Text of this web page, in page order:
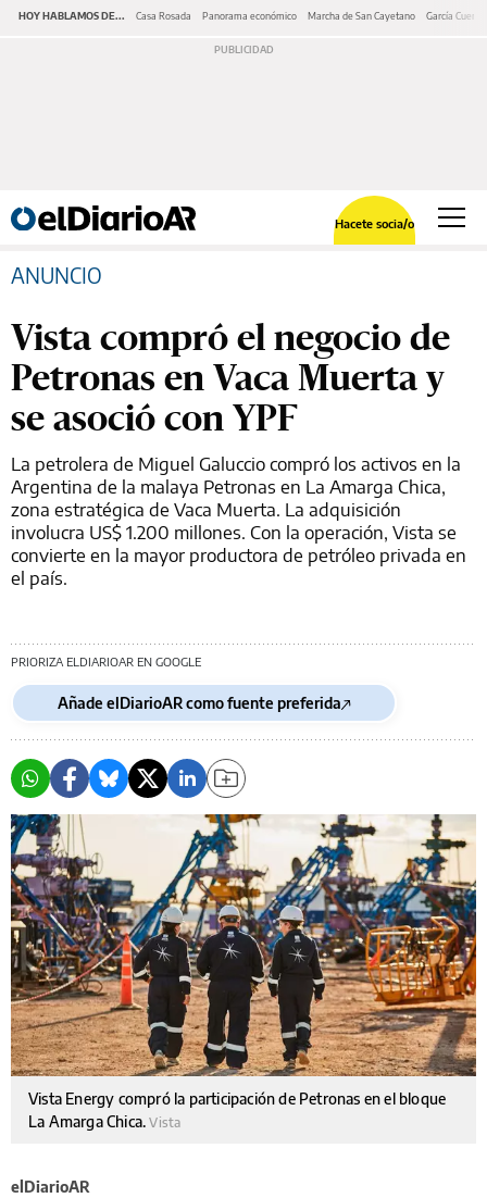
HOY HABLAMOS DE... Casa Rosada Panorama económico Marcha de San Cayetano García Cuerva
Hacete socia/o
ANUNCIO
Vista compró el negocio de
Petronas en Vaca Muerta y
se asoció con YPF
La petrolera de Miguel Galuccio compró los activos en la
Argentina de la malaya Petronas en La Amarga Chica,
zona estratégica de Vaca Muerta. La adquisición
involucra US$ 1.200 millones. Con la operación, Vista se
convierte en la mayor productora de petróleo privada en
el país.
PRIORIZA ELDIARIOAR EN GOOGLE
Añade elDiarioAR como fuente preferida
Vista Energy compró la participación de Petronas en el bloque
La Amarga Chica.Vista
elDiarioAR